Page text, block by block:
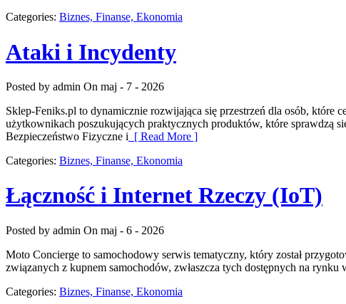
Categories: Biznes, Finanse, Ekonomia
Ataki i Incydenty
Posted by admin On maj - 7 - 2026
Sklep-Feniks.pl to dynamicznie rozwijająca się przestrzeń dla osób, które
użytkownikach poszukujących praktycznych produktów, które sprawdzą
Bezpieczeństwo Fizyczne i [ Read More ]
Categories: Biznes, Finanse, Ekonomia
Łączność i Internet Rzeczy (IoT)
Posted by admin On maj - 6 - 2026
Moto Concierge to samochodowy serwis tematyczny, który został
związanych z kupnem samochodów, zwłaszcza tych dostępnych na
Categories: Biznes, Finanse, Ekonomia